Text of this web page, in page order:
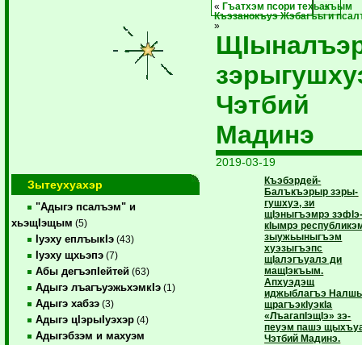
Зытеухуахэр
"Адыгэ псалъэм" и
хьэщIэщым (5)
Iуэху еплъыкIэ (43)
Iуэху щхьэпэ (7)
Абы дегъэпIейтей (63)
Адыгэ лъагъуэжьхэмкIэ (1)
Адыгэ хабзэ (3)
Адыгэ цIэрыIуэхэр (4)
Адыгэбзэм и махуэм
« Гъатхэм псори техьакъым
Къэзанокъуэ Жэбагъы и
»
Чэтбий
Мадинэ
2019-03-19
Къэбэрдей-
Балъкъэрыр зэ­ры­­­
гушхуэ, зи
щIэныгъэмрэ
кIымрэ
зыужьыныгъэм
хуэзыгъэпс
щIалэгъуалэ ди
мащIэкъым.
Апхуэдэщ
иджыблагъэ
щрагъэкIуэкIа
«ЛъагапIэщIэ» зэ­
пеуэм пашэ
Чэтбий Мадинэ.